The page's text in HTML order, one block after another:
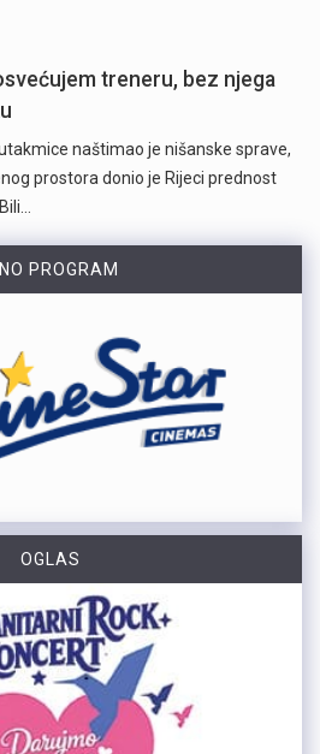
treneru, bez njega
naštimao je nišanske sprave,
prostora donio je Rijeci prednost
PROGRAM
OGLAS